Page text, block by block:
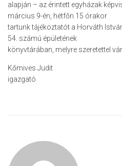
alapján – az érintett egyházak
március 9-én, hétfőn 15 órakor
tartunk tájékoztatót a Horváth
54. számú épületének
könyvtárában, melyre szeretettel
Kőmives Judit
igazgató